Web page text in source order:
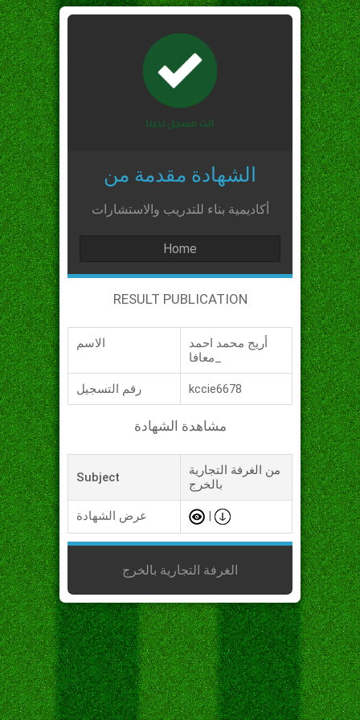
الشهادة مقدمة من
أكاديمية بناء للتدريب والاستشارات
Home
RESULT PUBLICATION
الاسم
أريج محمد احمد
رقم التسجيل kccie6678
مشاهدة الشهادة
Subject
من الغرفة التجارية
بالخرج
عرض الشهادة
الغرفة التجارية بالخرج